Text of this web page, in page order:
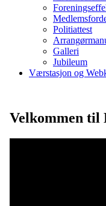
Politiattest
Galleri
Jubileum
Værstasjon og
Velkommen til